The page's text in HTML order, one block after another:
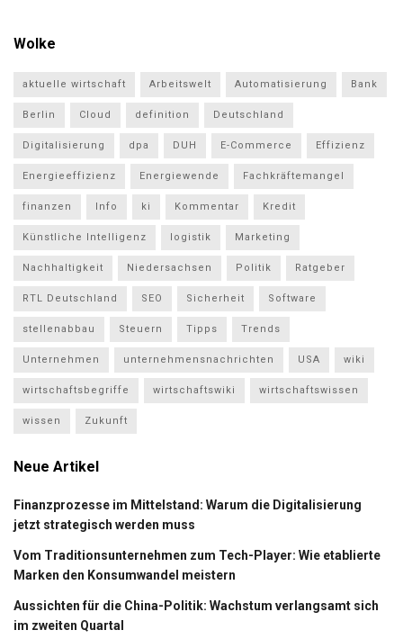
Wolke
aktuelle wirtschaft Arbeitswelt Automatisierung Bank
Berlin Cloud definition Deutschland
Digitalisierung dpa DUH E-Commerce Effizienz
Energieeffizienz Energiewende Fachkräftemangel
finanzen Info ki Kommentar Kredit
Künstliche Intelligenz logistik Marketing
Nachhaltigkeit Niedersachsen Politik Ratgeber
RTL Deutschland SEO Sicherheit Software
stellenabbau Steuern Tipps Trends
Unternehmen unternehmensnachrichten USA wiki
wirtschaftsbegriffe wirtschaftswiki wirtschaftswissen
wissen Zukunft
Neue Artikel
Finanzprozesse im Mittelstand: Warum die Digitalisierung
jetzt strategisch werden muss
Vom Traditionsunternehmen zum Tech-Player: Wie etablierte
Marken den Konsumwandel meistern
Aussichten für die China-Politik: Wachstum verlangsamt sich
im zweiten Quartal